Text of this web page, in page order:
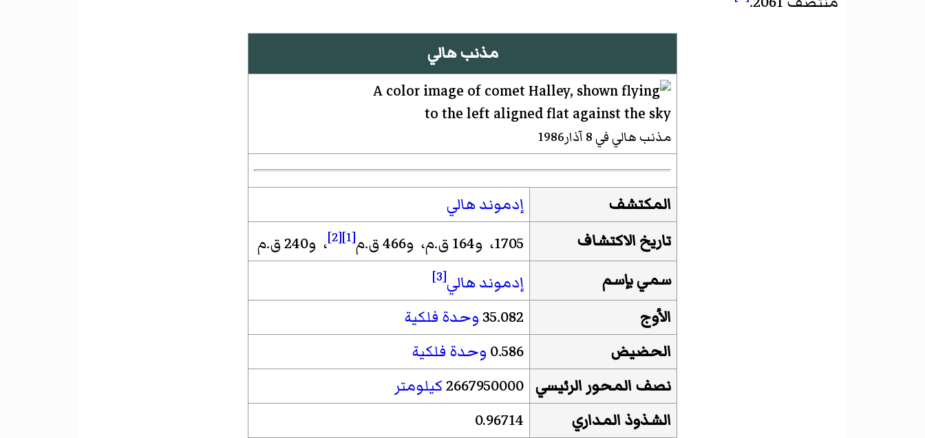
مذنب هالي
مذنب هالي في 8 آذار1986
المكتشف
إدموند هالي
تاريخ الاكتشاف
1705، و164 ق.م، و466 ق.م [1]
[2] ، و240 ق.م
سمي بإسم
إدموند هالي[3]
الأوج 35.082 وحدة فلكية
الحضيض
0.586 وحدة فلكية
نصف المحور الرئيسي 2667950000كيلومتر
الشذوذ المداري
0.96714